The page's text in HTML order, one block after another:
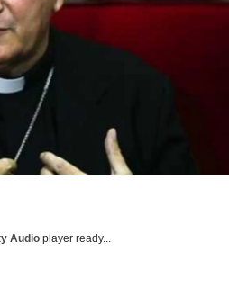
Audio player ready...